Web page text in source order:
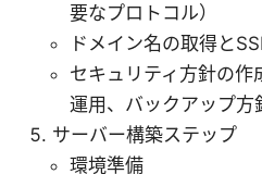
要なプロトコル）
ドメイン名の取得と
セキュリティ方針の作
運用、バックアップ方
サーバー構築ステップ
環境準備